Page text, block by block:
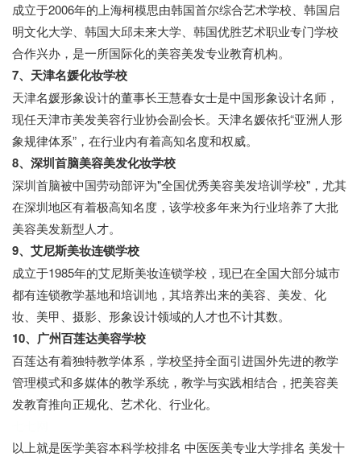
成立于2006年的上海柯模思由韩国首尔综合艺术学校、韩国启
明文化大学、韩国大邱未来大学、韩国优胜艺术职业专门学校
合作兴办，是一所国际化的美容美发专业教育机构。
7、天津名媛化妆学校
天津名媛形象设计的董事长王慧春女士是中国形象设计名师，
现任天津市美发美容行业协会副会长。天津名媛依托“亚洲人形
象规律体系”，在行业内有着高知名度和权威。
8、深圳首脑美容美发化妆学校
深圳首脑被中国劳动部评为"全国优秀美容美发培训学校"，尤其
在深圳地区有着极高知名度，该学校多年来为行业培养了大批
美容美发新型人才。
9、艾尼斯美妆连锁学校
成立于1985年的艾尼斯美妆连锁学校，现已在全国大部分城市
都有连锁教学基地和培训地，其培养出来的美容、美发、化
妆、美甲、摄影、形象设计领域的人才也不计其数。
10、广州百莲达美容学校
百莲达有着独特教学体系，学校坚持全面引进国外先进的教学
管理模式和多媒体的教学系统，教学与实践相结合，把美容美
发教育推向正规化、艺术化、行业化。
以上就是医学美容本科学校排名 中医医美专业大学排名 美发十